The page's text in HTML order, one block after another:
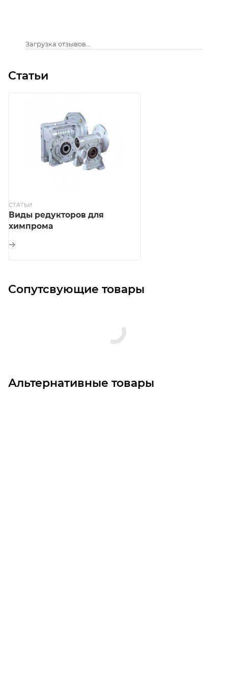
Загрузка отзывов...
Статьи
СТАТЬИ
Виды редукторов для
химпрома
Сопутсвующие товары
Альтернативные товары